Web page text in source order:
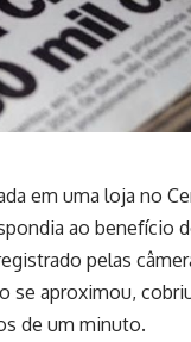
em uma loja no
ao benefício
pelas
aproximou,
de um minuto.